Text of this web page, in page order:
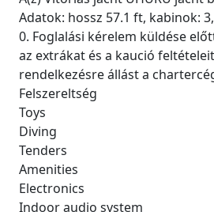
Adatok: hossz 57.1 ft, kabinok:
0. Foglalási kérelem küldése
az extrákat és a kaució
rendelkezésre állást a
Felszereltség
Toys
Diving
Tenders
Amenities
Electronics
Indoor audio system